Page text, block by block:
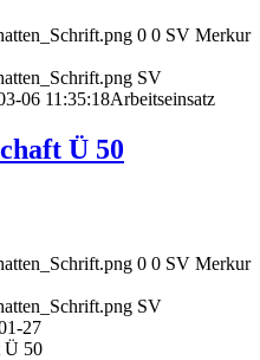
0 0 SV Merkur
SV
06 11:35:18Arbeitseinsatz
Ü 50
0 0 SV Merkur
SV
27
Ü 50